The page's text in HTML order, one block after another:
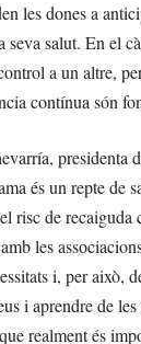
les dones a
seva salut. En el
a un altre,
contínua són
presidenta
és un repte de
risc de recaiguda
les
i, per això,
i aprendre de
realment és